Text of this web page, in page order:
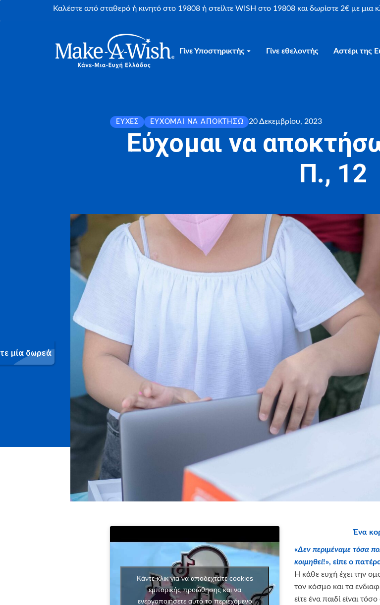
Καλέστε από σταθερό ή κινητό στο 19808 ή στείλτε WISH στο 19808 και δωρίστε 2€ με μια
Γίνε Υποστηρικτής Γίνε εθελοντής Αστέρι της
ΕΥΧΈΣ ΕΎΧΟΜΑΙ ΝΑ ΑΠΟΚΤΉΣΩ 20 Δεκεμβρίου, 2023
Εύχομαι να
Π., 12
Κάντε κλικ για να αποδεχτείτε cookies
εμπορικής προώθησης και να
ενεργοποιήσετε αυτό το περιεχόμενο
Ένα
«Δεν περιμέναμε τόσα
κοιμηθεί!», είπε ο
Η κάθε ευχή έχει την
τον κόσμο και τα
είτε ένα παιδί είναι